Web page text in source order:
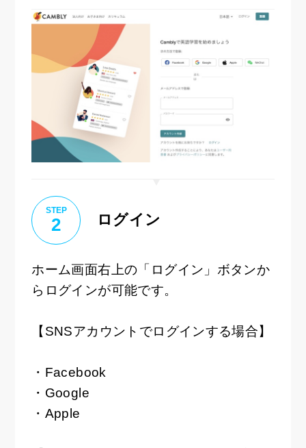
STEP
2 ログイン
ホーム画面右上の「ログイン」ボタンか
らログインが可能です。
【SNSアカウントでログインする場合】
・Facebook
・Google
・Apple